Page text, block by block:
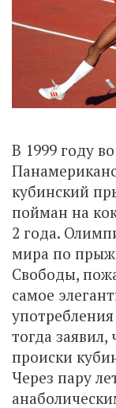
В 1999 году
кубинский
пойман на
2 года.
мира по
Свободы,
самое
тогда заявил,
происки
Через пару